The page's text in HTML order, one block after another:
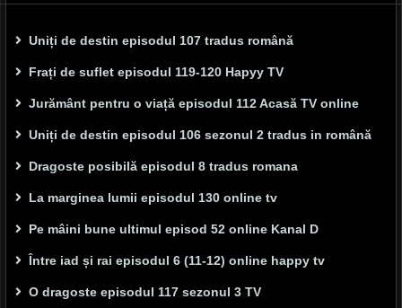
Uniți de destin episodul 107 tradus română
Frați de suflet episodul 119-120 Hapyy TV
Jurământ pentru o viață episodul 112 Acasă TV online
Uniți de destin episodul 106 sezonul 2 tradus in română
Dragoste posibilă episodul 8 tradus romana
La marginea lumii episodul 130 online tv
Pe mâini bune ultimul episod 52 online Kanal D
Între iad și rai episodul 6 (11-12) online happy tv
O dragoste episodul 117 sezonul 3 TV